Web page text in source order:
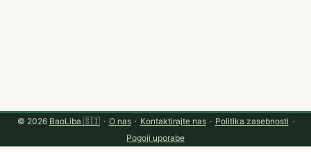
© 2026 BaoLiba 🇸🇮 · O nas · Kontaktirajte nas · Politika zasebnosti ·
Pogoji uporabe